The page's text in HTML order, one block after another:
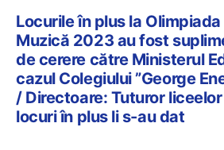
Locurile în plus la
Muzică 2023 au fost
de cerere către Ministerul
cazul Colegiului ”George
/ Directoare: Tuturor
locuri în plus li s-au dat